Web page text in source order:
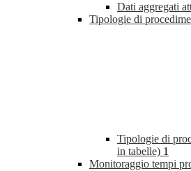
Dati aggregati
Tipologie di
Tipologie di
in tabelle) 1
Monitoraggio tempi